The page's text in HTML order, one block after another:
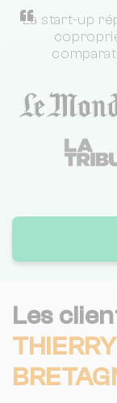
“
La start-up
Les